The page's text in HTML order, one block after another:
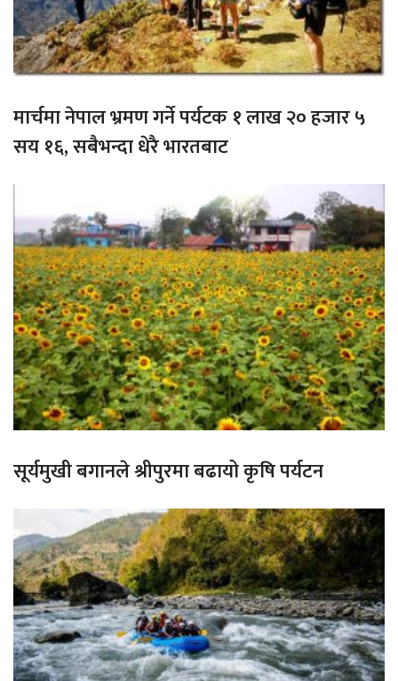
मार्चमा नेपाल भ्रमण गर्ने पर्यटक १ लाख २० हजार ५
सय १६, सबैभन्दा धेरै भारतबाट
सूर्यमुखी बगानले श्रीपुरमा बढायो कृषि पर्यटन